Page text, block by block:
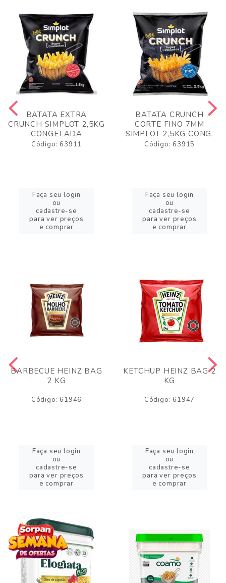
BATATA EXTRA
CRUNCH SIMPLOT 2,5KG
CONGELADA
Código: 63911
Faça seu login
ou
cadastre-se
para ver preços
e comprar
BATATA CRUNCH
CORTE FINO 7MM
SIMPLOT 2,5KG CONG.
Código: 63915
Faça seu login
ou
cadastre-se
para ver preços
e comprar
BARBECUE HEINZ BAG
2 KG
Código: 61946
Faça seu login
ou
cadastre-se
para ver preços
e comprar
KETCHUP HEINZ BAG 2
KG
Código: 61947
Faça seu login
ou
cadastre-se
para ver preços
e comprar